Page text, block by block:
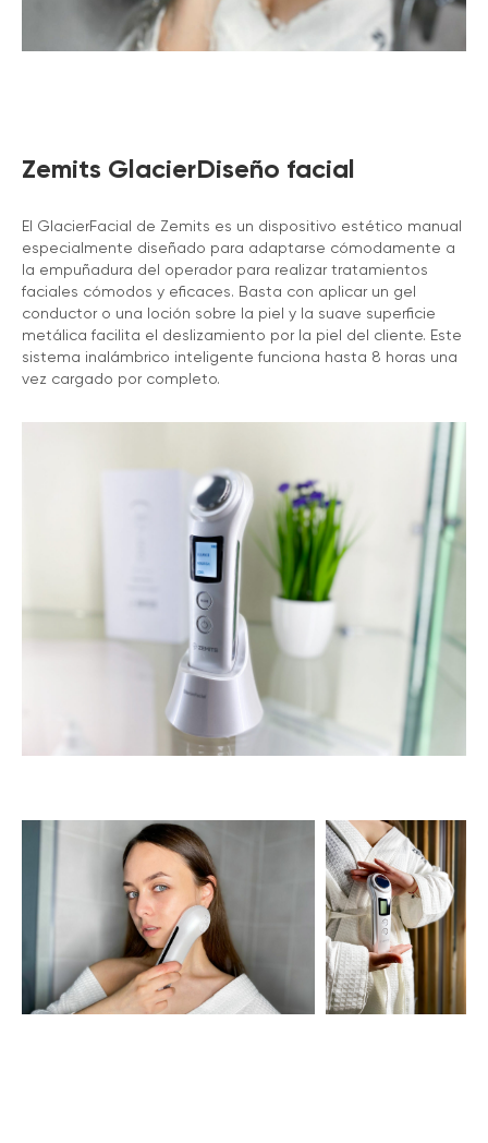
Zemits GlacierDiseño facial
El GlacierFacial de Zemits es un dispositivo estético manual
especialmente diseñado para adaptarse cómodamente a
la empuñadura del operador para realizar tratamientos
faciales cómodos y eficaces. Basta con aplicar un gel
conductor o una loción sobre la piel y la suave superficie
metálica facilita el deslizamiento por la piel del cliente. Este
sistema inalámbrico inteligente funciona hasta 8 horas una
vez cargado por completo.